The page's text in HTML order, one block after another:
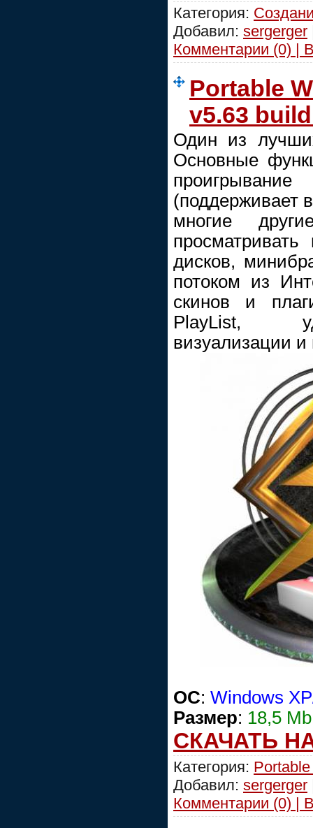
Категория:
Добавил: sergerger
Комментарии (0) |
Portable
v5.63
Один из
Основные
(поддерживает
многие
дисков,
потоком из
скинов и
PlayList,
визуализации и
ОС: Windows
Размер: 18,5 Mb
СКАЧАТЬ
Категория:
Добавил: sergerger
Комментарии (0) |